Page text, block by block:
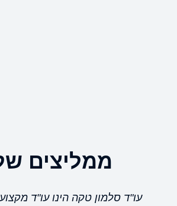
ממליצים
עו"ד סלמון טקה הינו עו"ד